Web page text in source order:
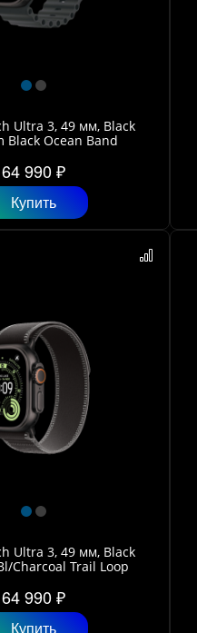
Ultra 3, 49 мм, Black
Black Ocean Band
64 990 ₽
Купить
Ultra 3, 49 мм, Black
Charcoal Trail Loop
64 990 ₽
Купить